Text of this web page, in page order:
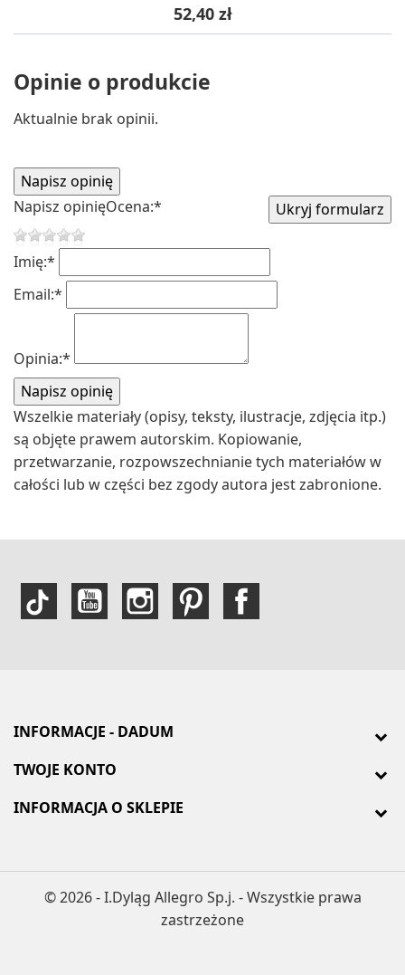
Cena
52,40 zł
Opinie o produkcie
Aktualnie brak opinii.
Napisz opinięOcena:*
Imię:*
Email:*
Opinia:*
Wszelkie materiały (opisy, teksty, ilustracje, zdjęcia itp.)
są objęte prawem autorskim. Kopiowanie,
przetwarzanie, rozpowszechnianie tych materiałów w
całości lub w części bez zgody autora jest zabronione.
INFORMACJE - DADUM
TWOJE KONTO
INFORMACJA O SKLEPIE
© 2026 - I.Dyląg Allegro Sp.j. - Wszystkie prawa
zastrzeżone